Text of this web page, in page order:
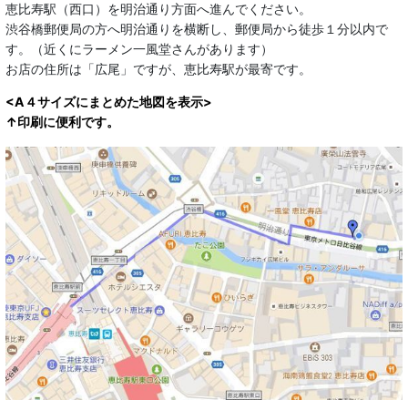
恵比寿駅（西口）を明治通り方面へ進んでください。
渋谷橋郵便局の方へ明治通りを横断し、郵便局から徒歩１分以内で
す。（近くにラーメン一風堂さんがあります）
お店の住所は「広尾」ですが、恵比寿駅が最寄です。
<A４サイズにまとめた地図を表示>
↑印刷に便利です。